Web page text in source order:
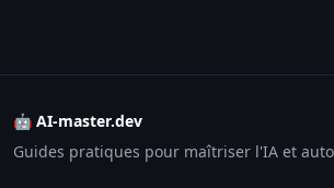
🤖 AI-master.dev
Guides pratiques pour maîtriser l'IA et